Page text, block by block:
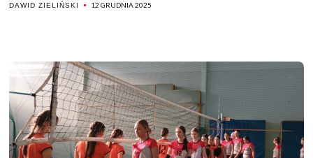
DAWID ZIELIŃSKI 12 GRUDNIA 2025